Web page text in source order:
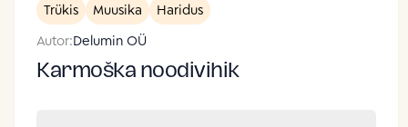
Trükis Muusika
Haridus
Autor:Delumin OÜ
Karmoška noodivihik